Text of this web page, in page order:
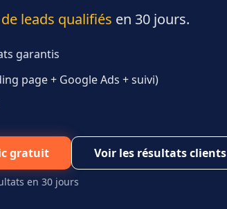
leads qualifiés en 30 jours.
garantis
page + Google Ads + suivi)
gratuit Voir les résultats clients
en 30 jours